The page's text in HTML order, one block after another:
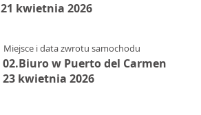
21 kwietnia 2026
Miejsce i data zwrotu samochodu
02.Biuro w Puerto del Carmen
23 kwietnia 2026